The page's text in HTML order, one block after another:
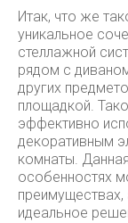
Итак, что же
уникальное
стеллажной
рядом с
других
площадкой.
эффективно
декоративным
комнаты.
особенностях
идеальное